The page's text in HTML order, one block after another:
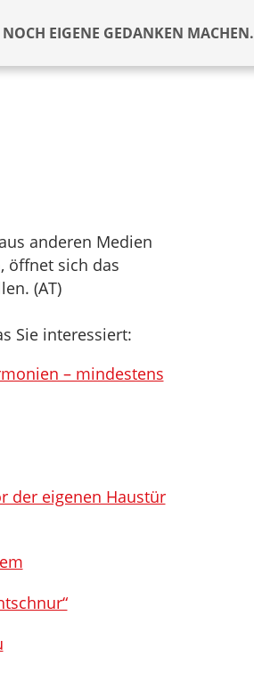
EIGENE GEDANKEN MACHEN.
anderen Medien
öffnet sich das
(AT)
Sie interessiert:
– mindestens
der eigenen Haustür